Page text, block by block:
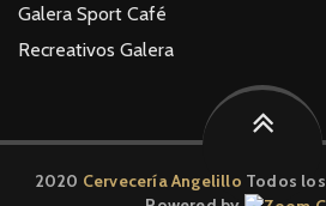
Galera Sport Café
Recreativos Galera
2020 Cervecería Angelillo Todos